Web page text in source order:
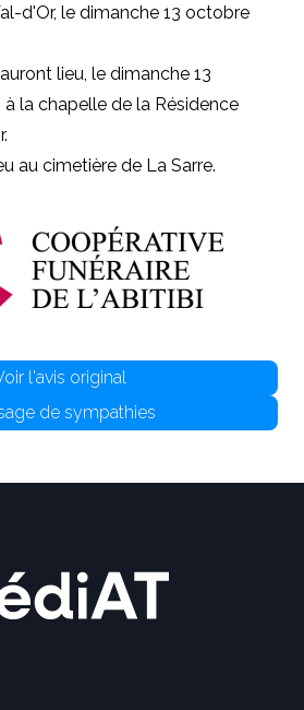
d'Or, le dimanche 13 octobre
lieu, le dimanche 13
la chapelle de la Résidence
au cimetière de La Sarre.
l'avis original
de sympathies